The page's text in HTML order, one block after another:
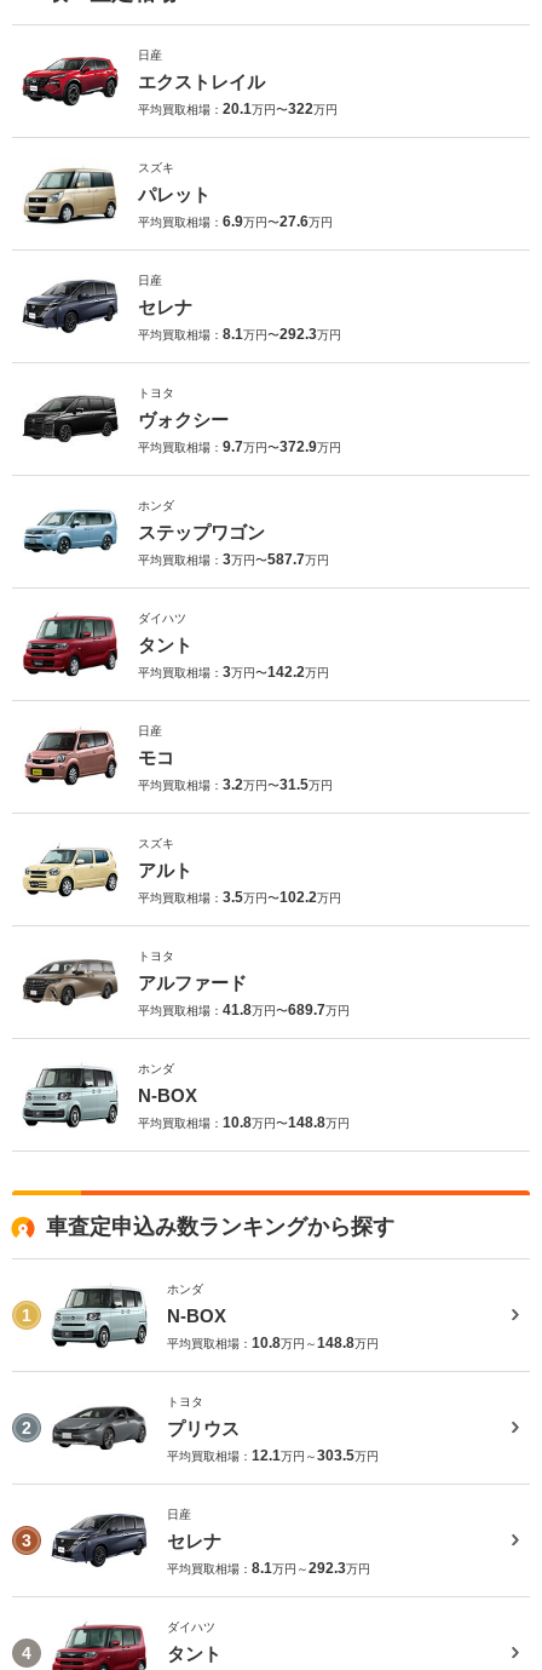
日産
エクストレイル
平均買取相場： 20.1万円〜322万円
スズキ
パレット
平均買取相場： 6.9万円〜27.6万円
日産
セレナ
平均買取相場： 8.1万円〜292.3万円
トヨタ
ヴォクシー
平均買取相場： 9.7万円〜372.9万円
ホンダ
ステップワゴン
平均買取相場： 3万円〜587.7万円
ダイハツ
タント
平均買取相場： 3万円〜142.2万円
日産
モコ
平均買取相場： 3.2万円〜31.5万円
スズキ
アルト
平均買取相場： 3.5万円〜102.2万円
トヨタ
アルファード
平均買取相場： 41.8万円〜689.7万円
ホンダ
N-BOX
平均買取相場： 10.8万円〜148.8万円
車査定申込み数ランキングから探す
1
ホンダ
N-BOX
平均買取相場： 10.8万円～148.8万円
2
トヨタ
プリウス
平均買取相場： 12.1万円～303.5万円
3
日産
セレナ
平均買取相場： 8.1万円～292.3万円
4
ダイハツ
タント